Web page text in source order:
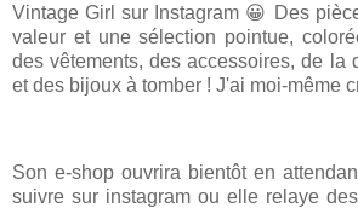
Vintage Girl sur Instagram 😀 Des
valeur et une sélection pointue,
des vêtements, des accessoires, de la
et des bijoux à tomber ! J'ai moi-même
Son e-shop ouvrira bientôt en
suivre sur instagram ou elle relaye